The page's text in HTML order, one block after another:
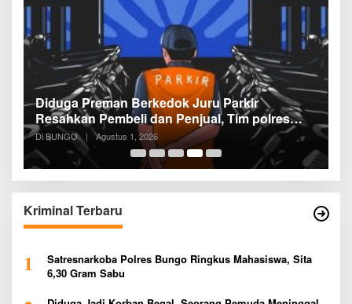
Diduga Preman Berkedok Juru Parkir
Resahkan Pembeli dan Penjual, Tim polres
Bungo dan Kapolsek Diminta Segera
Bertindak
Di BUNGO | Agustus 1, 2026
Kriminal Terbaru
1
Satresnarkoba Polres Bungo Ringkus Mahasiswa, Sita
6,30 Gram Sabu